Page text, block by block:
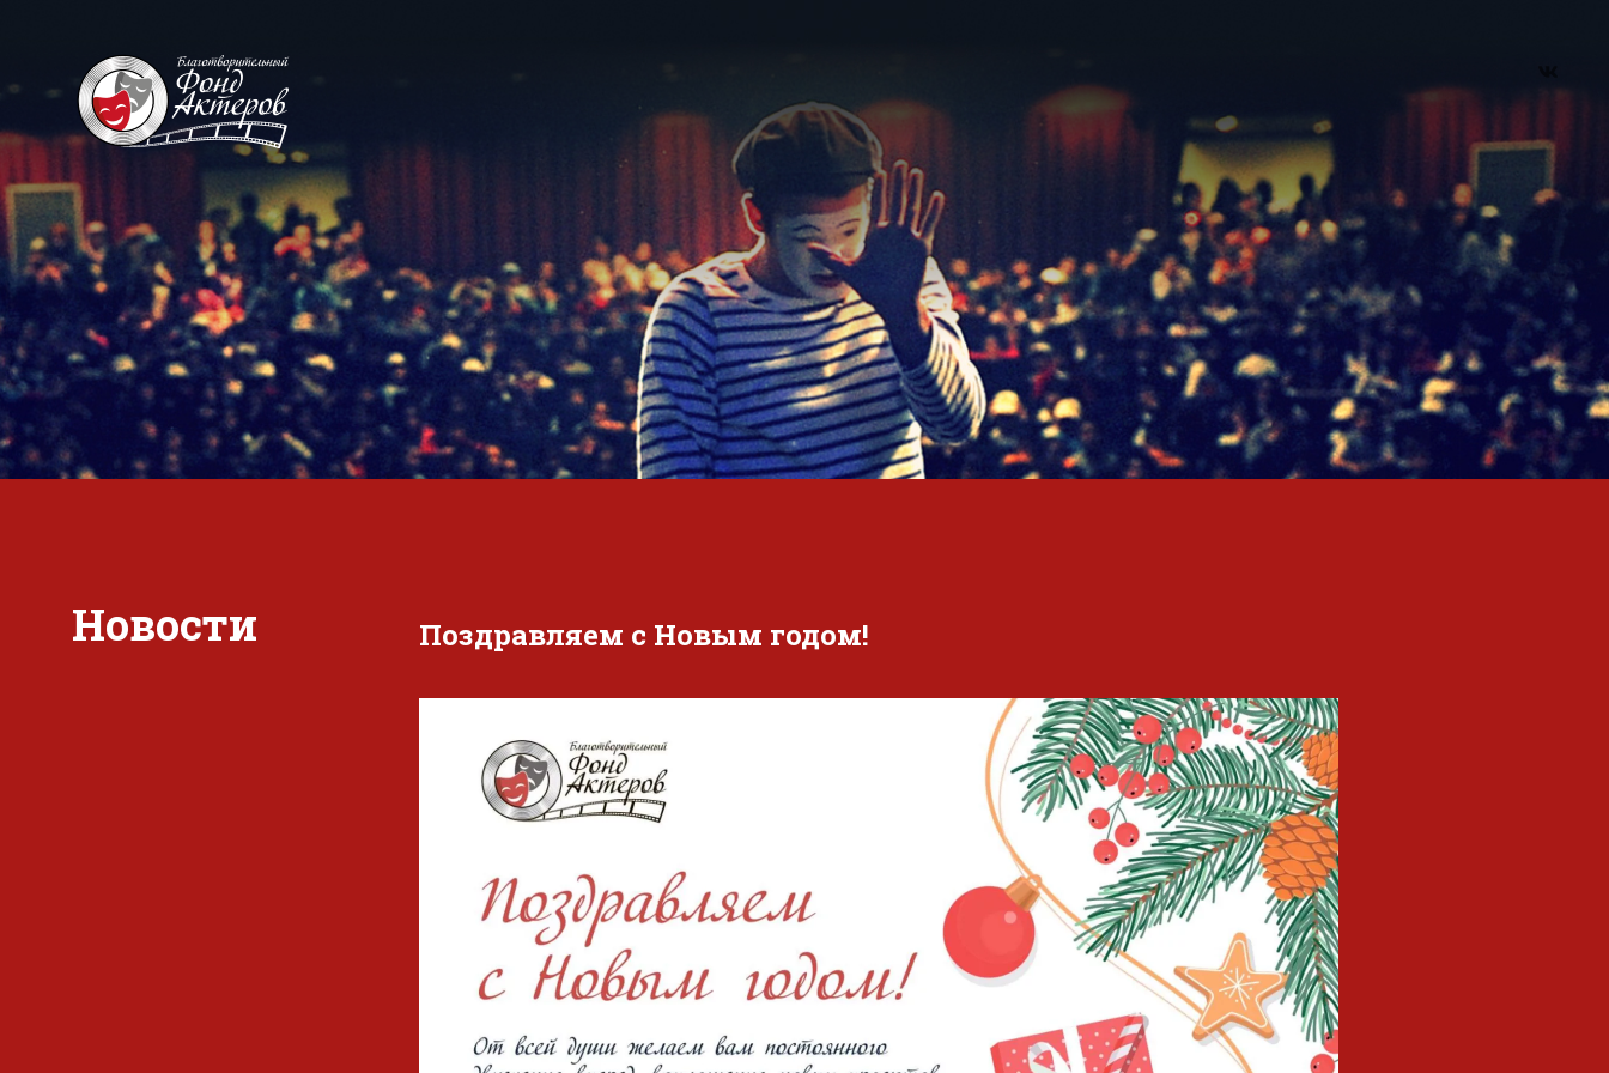
Новости Поздравляем с Новым годом!